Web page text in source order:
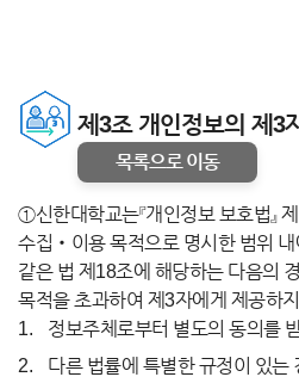
제3조 개인정보의 제3
목록으로 이동
①신한대학교는『개인정보 보호법』
수집‧이용 목적으로 명시한 범위
같은 법 제18조에 해당하는 다음의
목적을 초과하여 제3자에게 제공하
정보주체로부터 별도의 동의를
다른 법률에 특별한 규정이 있는